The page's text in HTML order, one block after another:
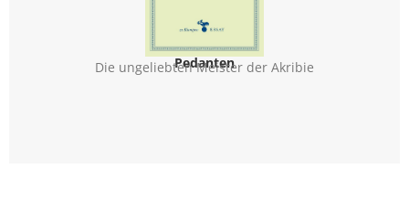
Pedanten
Die ungeliebten Meister der Akribie